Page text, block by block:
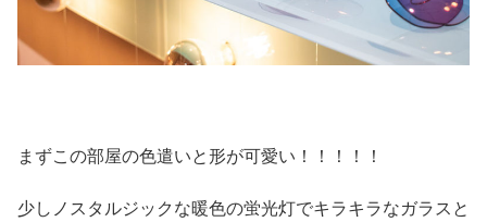
まずこの部屋の色遣いと形が可愛い！！！！！
少しノスタルジックな暖色の蛍光灯でキラキラなガラスと